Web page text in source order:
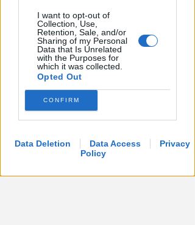
I want to opt-out of
Collection, Use,
Retention, Sale, and/or
Sharing of my Personal
Data that Is Unrelated
with the Purposes for
which it was collected.
Opted Out
CONFIRM
Data Deletion Data Access
Privacy
Policy
Scatta il torneo nazionale Open
femminile del Tennis Club